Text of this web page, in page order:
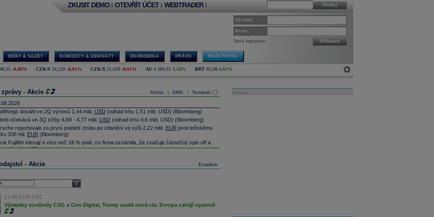
Hledej
ZKUSIT DEMO | OTEVŘÍT ÚČET | WEBTRADER |
Uživatel:
Heslo:
Nová registrace Přihlásit
MĚNY & SAZBY KOMODITY & DERIVÁTY EKONOMIKA PRÁVO MOJE PATRIA
-0,06% CZK/€ 24,226 -0,01% CZK/$ 21,028 -0,01% AU 4 289,91 1,24% BRT 83,08 4,61%
Archiv SMS Terminál
zprávy - Akcie
dosáhl ve 2Q výnosů 1,44 mld. USD(odhad trhu 1,51 mld. USD) (Bloomberg)
očekává ve 3Q tržby 4,69 - 4,77 mld. USD(odhad trhu 4,6 mld. USD) (Bloomberg)
reportovalo za první pololetí ztrátu po zdanění ve výši 2,22 mld. EUR proti loňskému
338 mil. EUR (Bloomberg)
Fujifilm klesají o více než 18 % poté, co firma oznámila, že zvažuje částečný spin off a
této části(Bloomberg)
procenta na rekordních 4,87 miliardy
zisk na 15,87 miliardy zlotých z 5,67 miliardy zlotých před rokem (Bloomberg)
v americkém státě Nové Mexiko ve čtvrtek nařídil internetové společnosti Meta Platforms
Dále firmě nařídil, aby změnila způsob, jakým její platformy fungují pro mladé uživatele ve
(ČTK)
společnost Gen Digital v prvním finančním čtvrtletí zvýšila čistý zisk o téměř 60
Emailem
- Akcie
select
07.08.2026 8:51
Výsledky oznámily CSG a Gen Digital, Trump uvalil nová cla. Evropa zahájí opatrně
Reklama